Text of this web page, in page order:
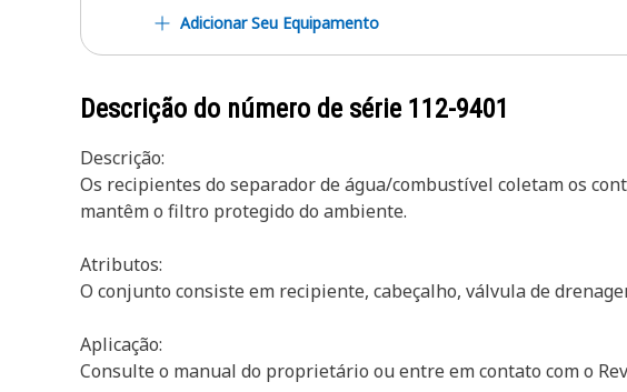
Adicionar Seu Equipamento
Descrição do número de série 112-9401
Descrição:
Os recipientes do separador de água/combustível coletam os
mantêm o filtro protegido do ambiente.
Atributos:
O conjunto consiste em recipiente, cabeçalho, válvula de
Aplicação:
Consulte o manual do proprietário ou entre em contato com o